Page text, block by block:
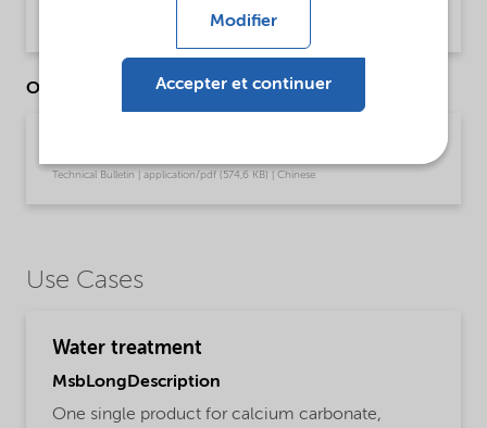
Product Data Sheet | application/pdf (31,2 KB) | English
Other Documents
Technical Bulletin | application/pdf (574,6 KB) | Chinese
Use Cases
Water treatment
MsbLongDescription
One single product for calcium carbonate,
Modifier
Accepter et continuer